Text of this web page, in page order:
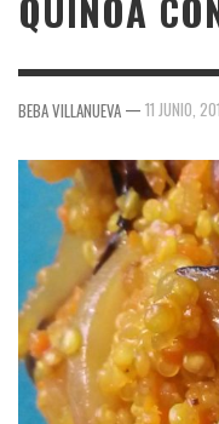
QUINOA
BEBA VILLANUEVA — 11 JUNIO,